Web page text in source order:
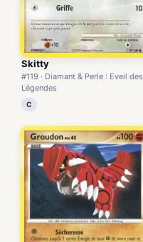
Skitty
#119 · Diamant & Perle : Eveil des
Légendes
C